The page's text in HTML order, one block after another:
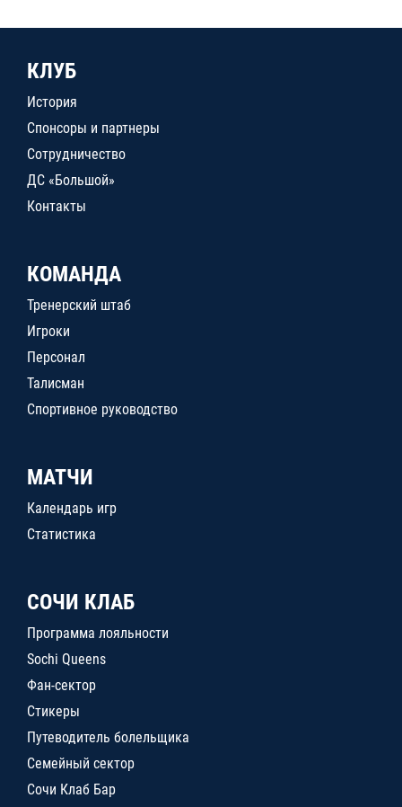
КЛУБ
История
Спонсоры и партнеры
Сотрудничество
ДС «Большой»
Контакты
КОМАНДА
Тренерский штаб
Игроки
Персонал
Талисман
Спортивное руководство
МАТЧИ
Календарь игр
Статистика
СОЧИ КЛАБ
Программа лояльности
Sochi Queens
Фан-сектор
Стикеры
Путеводитель болельщика
Семейный сектор
Сочи Клаб Бар